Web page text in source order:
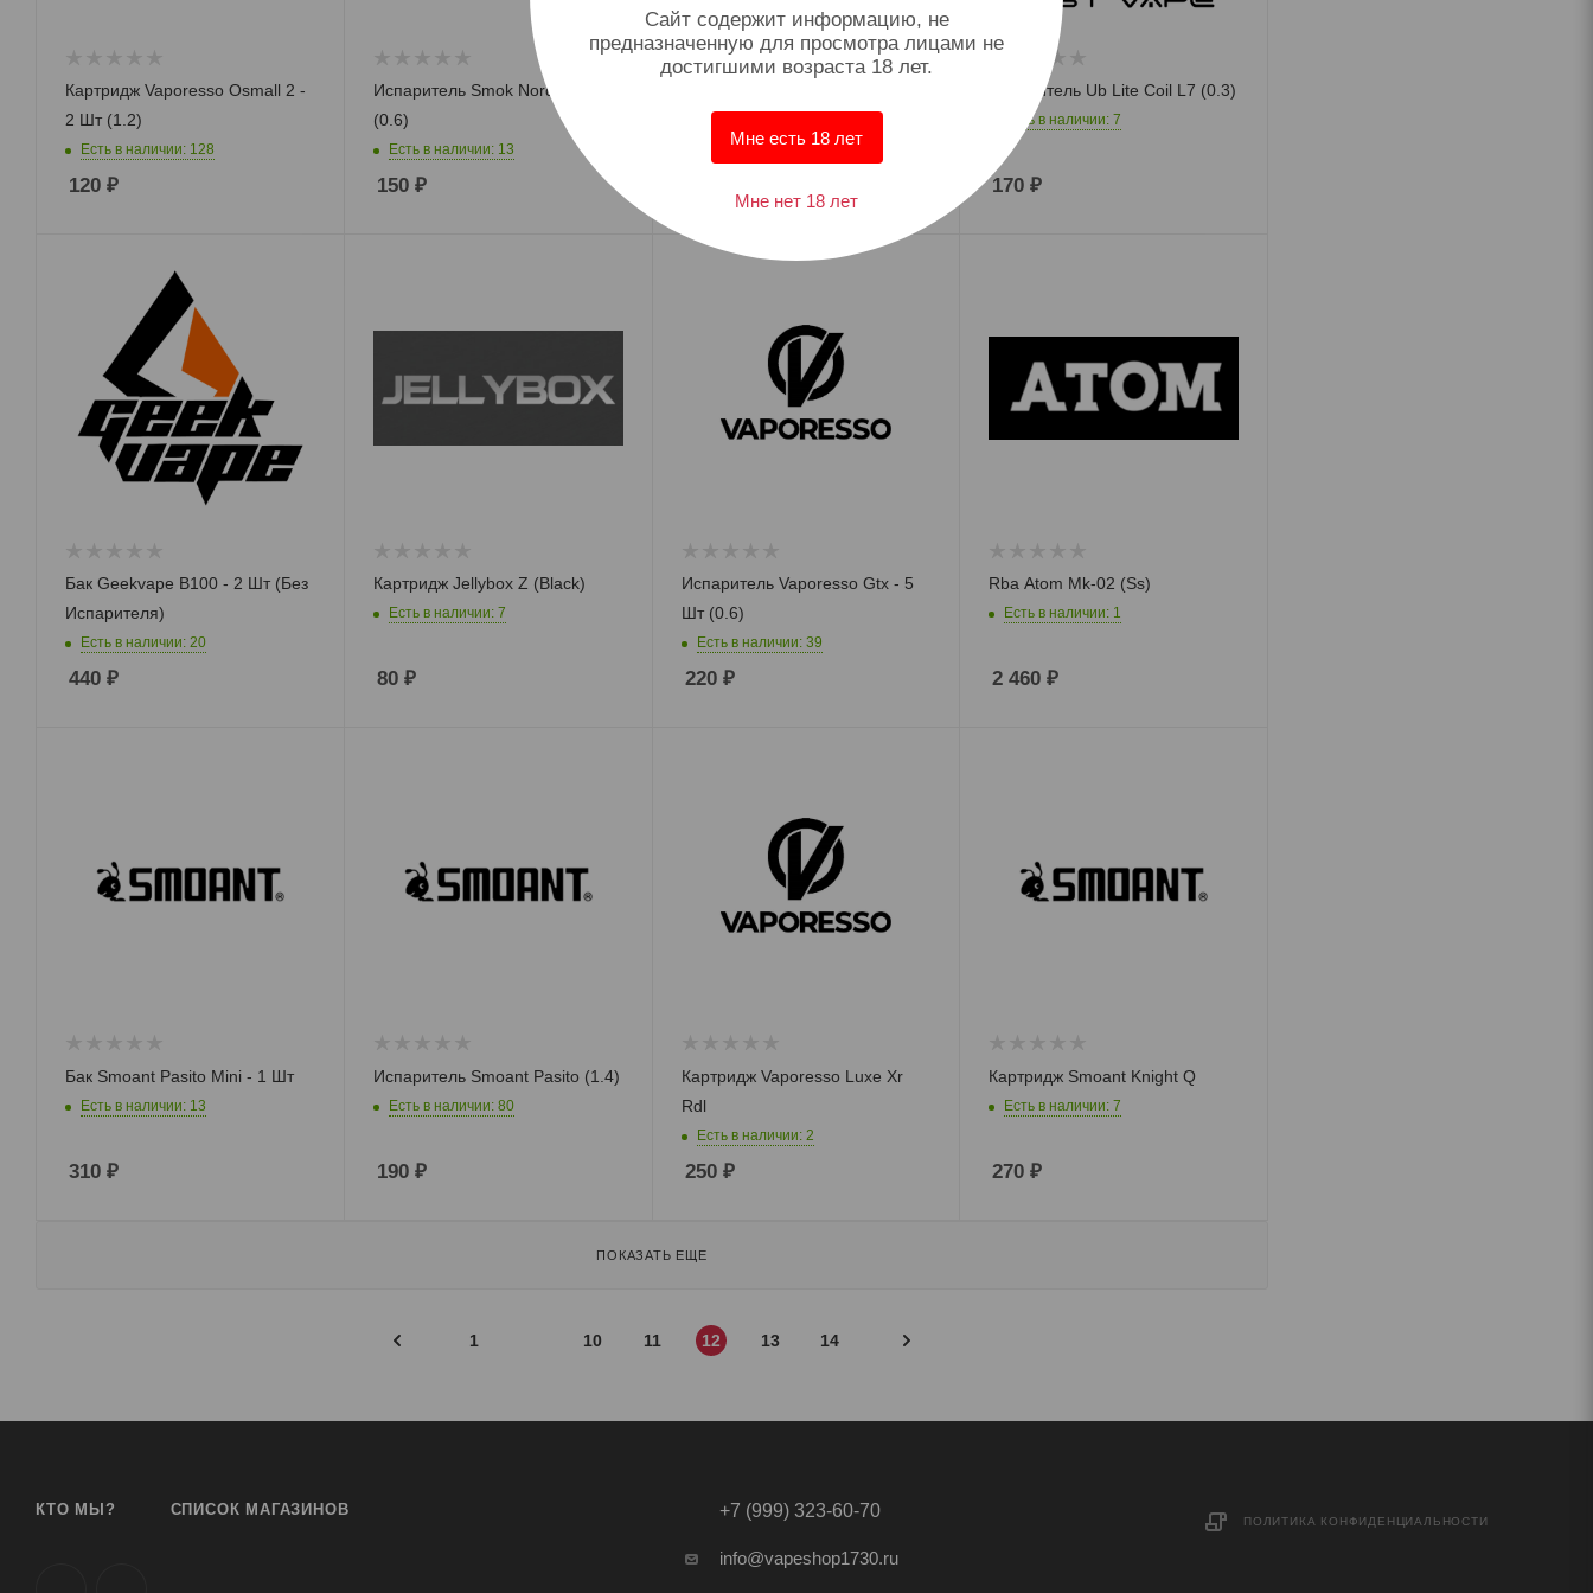
Картридж Vaporesso Osmall 2 -
2 Шт (1.2)
Есть в наличии: 128
120 ₽
Испаритель Smok Nord Mesh
(0.6)
Есть в наличии: 13
150₽
(0.25)
Есть в наличии: 5
Испаритель Ub Lite Coil L7 (0.3)
Есть в наличии: 7
170 ₽
Бак Geekvape B100 - 2 Шт (Без
Испарителя)
Есть в наличии: 20
440 ₽
Картридж Jellybox Z (Black)
Есть в наличии: 7
80₽
Испаритель Vaporesso Gtx - 5
Шт (0.6)
Есть в наличии: 39
220₽
Rba Atom Mk-02 (Ss)
Есть в наличии: 1
2 460 ₽
Бак Smoant Pasito Mini - 1 Шт
Есть в наличии: 13
310 ₽
Испаритель Smoant Pasito (1.4)
Есть в наличии: 80
190₽
Картридж Vaporesso Luxe Xr
Rdl
Есть в наличии: 2
250₽
Картридж Smoant Knight Q
Есть в наличии: 7
270 ₽
ПОКАЗАТЬ ЕЩЕ
1 10 11 12 13 14
КТО МЫ? СПИСОК МАГАЗИНОВ +7 (999) 323-60-70
info@vapeshop1730.ru
ПОЛИТИКА КОНФИДЕНЦИАЛЬНОСТИ
Cайт содержит информацию, не
предназначенную для просмотра лицами не
достигшими возраста 18 лет.
Мне есть 18 лет
Мне нет 18 лет